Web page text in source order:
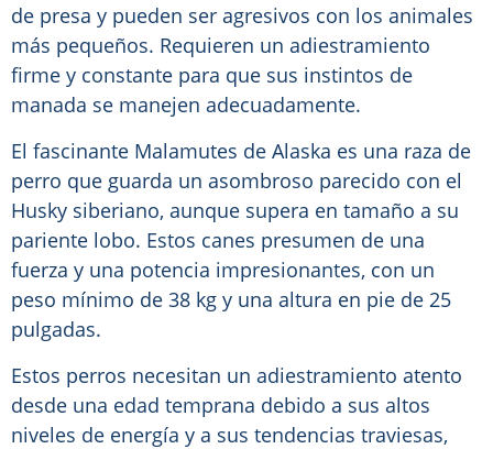
de presa y pueden ser agresivos con los animales
más pequeños. Requieren un adiestramiento
firme y constante para que sus instintos de
manada se manejen adecuadamente.
El fascinante Malamutes de Alaska es una raza de
perro que guarda un asombroso parecido con el
Husky siberiano, aunque supera en tamaño a su
pariente lobo. Estos canes presumen de una
fuerza y una potencia impresionantes, con un
peso mínimo de 38 kg y una altura en pie de 25
pulgadas.
Estos perros necesitan un adiestramiento atento
desde una edad temprana debido a sus altos
niveles de energía y a sus tendencias traviesas,